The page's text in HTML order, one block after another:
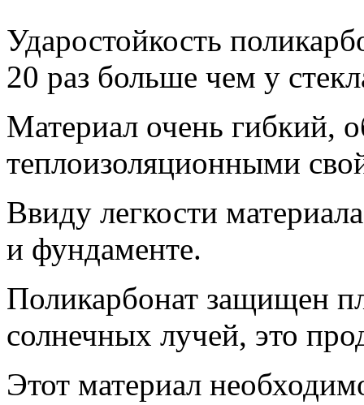
Ударостойкость
20 раз больше чем у
Материал очень гибкий,
теплоизоляционными
Ввиду легкости
и фундаменте.
Поликарбонат защищен
солнечных лучей, это
Этот материал